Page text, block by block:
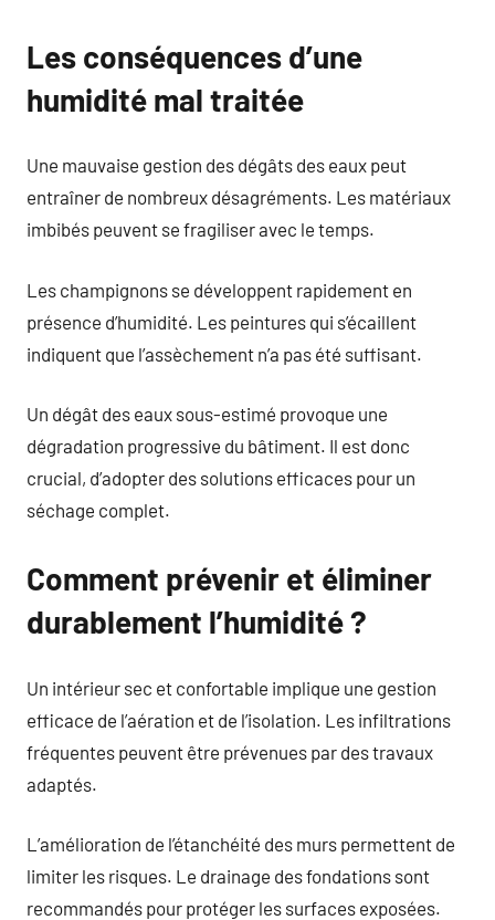
Les conséquences d’une
humidité mal traitée
Une mauvaise gestion des dégâts des eaux peut
entraîner de nombreux désagréments. Les matériaux
imbibés peuvent se fragiliser avec le temps.
Les champignons se développent rapidement en
présence d’humidité. Les peintures qui s’écaillent
indiquent que l’assèchement n’a pas été suffisant.
Un dégât des eaux sous-estimé provoque une
dégradation progressive du bâtiment. Il est donc
crucial, d’adopter des solutions efficaces pour un
séchage complet.
Comment prévenir et éliminer
durablement l’humidité ?
Un intérieur sec et confortable implique une gestion
efficace de l’aération et de l’isolation. Les infiltrations
fréquentes peuvent être prévenues par des travaux
adaptés.
L’amélioration de l’étanchéité des murs permettent de
limiter les risques. Le drainage des fondations sont
recommandés pour protéger les surfaces exposées.